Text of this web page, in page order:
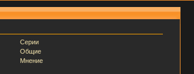
Серии
Общие
Мнение